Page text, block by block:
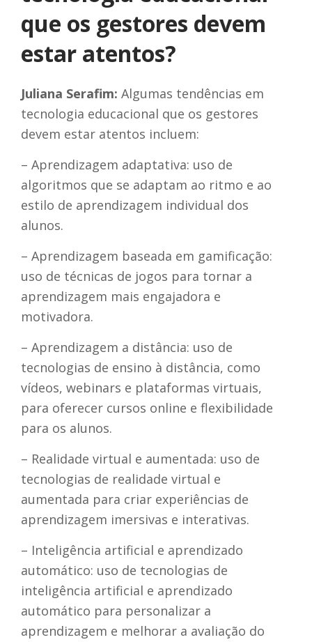
que os gestores devem
estar atentos?
Juliana Serafim: Algumas tendências em
tecnologia educacional que os gestores
devem estar atentos incluem:
– Aprendizagem adaptativa: uso de
algoritmos que se adaptam ao ritmo e ao
estilo de aprendizagem individual dos
alunos.
– Aprendizagem baseada em gamificação:
uso de técnicas de jogos para tornar a
aprendizagem mais engajadora e
motivadora.
– Aprendizagem a distância: uso de
tecnologias de ensino à distância, como
vídeos, webinars e plataformas virtuais,
para oferecer cursos online e flexibilidade
para os alunos.
– Realidade virtual e aumentada: uso de
tecnologias de realidade virtual e
aumentada para criar experiências de
aprendizagem imersivas e interativas.
– Inteligência artificial e aprendizado
automático: uso de tecnologias de
inteligência artificial e aprendizado
automático para personalizar a
aprendizagem e melhorar a avaliação do